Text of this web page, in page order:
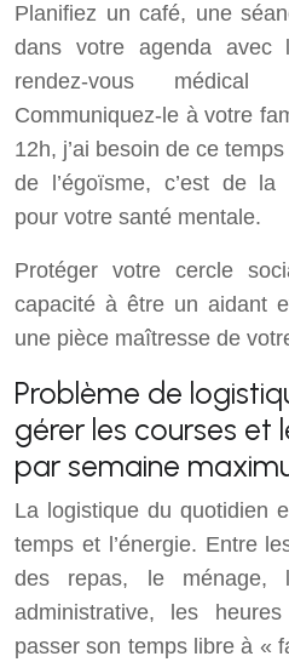
Planifiez un café, une
dans votre agenda avec
rendez-vous
Communiquez-le à votre
12h, j’ai besoin de ce
de l’égoïsme, c’est de la
pour votre santé mentale.
Protéger votre cercle
capacité à être un aidant
une pièce maîtresse de
Problème de
gérer les courses et
par semaine
La logistique du quotidien
temps et l’énergie. Entre
des repas, le
administrative, les
passer son temps libre à «